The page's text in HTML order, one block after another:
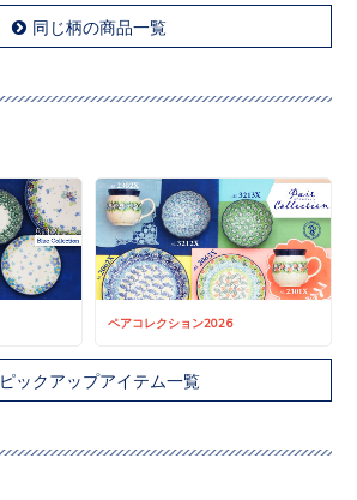
同じ柄の商品一覧
ペアコレクション2026
ピックアップアイテム一覧